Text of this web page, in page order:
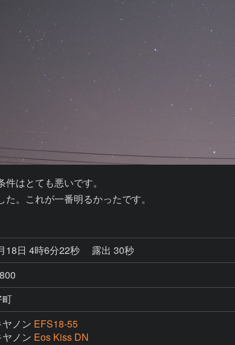
はとても悪いです。
。これが一番明るかったです。
18日 4時6分22秒
露出 30秒
町
ノン EFS18-55
ノン Eos Kiss DN